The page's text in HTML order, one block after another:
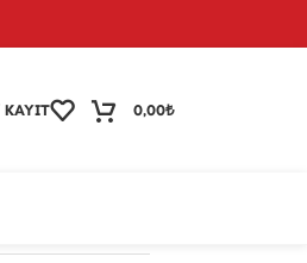
kargolarınız
0,00₺